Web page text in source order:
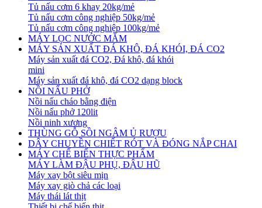
Tủ nấu cơm 6 khay 20kg/mẻ
Tủ nấu cơm công nghiệp 50kg/mẻ
Tủ nấu cơm công nghiệp 100kg/mẻ
MÁY LỌC NƯỚC MẮM
MÁY SẢN XUẤT ĐÁ KHÔ, ĐÁ KHÓI, ĐÁ CO2
Máy sản xuất đá CO2, Đá khô, đá khói
mini
Máy sản xuất đá khô, đá CO2 dạng block
NỒI NẤU PHỞ
Nồi nấu cháo bằng điện
Nồi nấu phở 120lit
Nồi ninh xương
THÙNG GỖ SỒI NGÂM Ủ RƯỢU
DÂY CHUYỀN CHIẾT RÓT VÀ ĐÓNG NẮP CHAI
MÁY CHẾ BIẾN THỰC PHẨM
MÁY LÀM ĐẬU PHỤ, ĐẬU HŨ
Máy xay bột siêu mịn
Máy xay giò chả các loại
Máy thái lát thịt